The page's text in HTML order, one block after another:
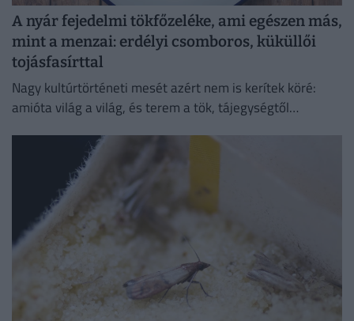
A nyár fejedelmi tökfőzeléke, ami egészen más,
mint a menzai: erdélyi csomboros, küküllői
tojásfasírttal
Nagy kultúrtörténeti mesét azért nem is kerítek köré:
amióta világ a világ, és terem a tök, tájegységtől